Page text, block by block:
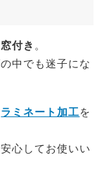
付き 。
中でも迷子にな
ラミネート加工を
心してお使いい